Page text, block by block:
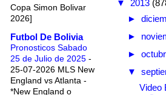
Copa Simon Bolivar
2026]
Futbol De Bolivia
Pronosticos Sabado
25 de Julio de 2025 -
25-07-2026 MLS New
England vs Atlanta -
*New England o
▼ 2013
►
►
►
▼
Video